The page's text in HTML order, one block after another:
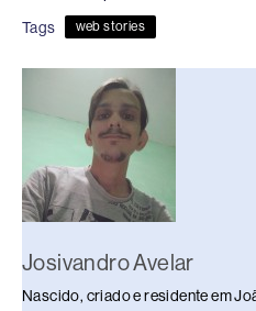
e
b
o
o
a
d
s
e
n
Tags web stories
Josivandro Avelar
Nascido, criado e residente em